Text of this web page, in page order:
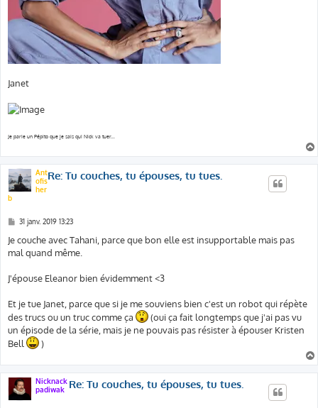
Janet
Je parie un Pépito que je sais qui Nick va tuer...
Ant
ofis
her
b
Re: Tu couches, tu épouses, tu tues.
M
s
s
a
31 janv. 2019 13:23
Je couche avec Tahani, parce que bon elle est insupportable mais pas
mal quand même.
J'épouse Eleanor bien évidemment <3
Et je tue Janet, parce que si je me souviens bien c'est un robot qui répète
des trucs ou un truc comme ça
(oui ça fait longtemps que j'ai pas vu
un épisode de la série, mais je ne pouvais pas résister à épouser Kristen
Bell
)
Nicknack
padiwak Re: Tu couches, tu épouses, tu tues.